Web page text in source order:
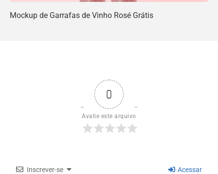
Mockup de Garrafas de Vinho Rosé Grátis
0
Avalie este arquivo
Inscrever-se Acessar